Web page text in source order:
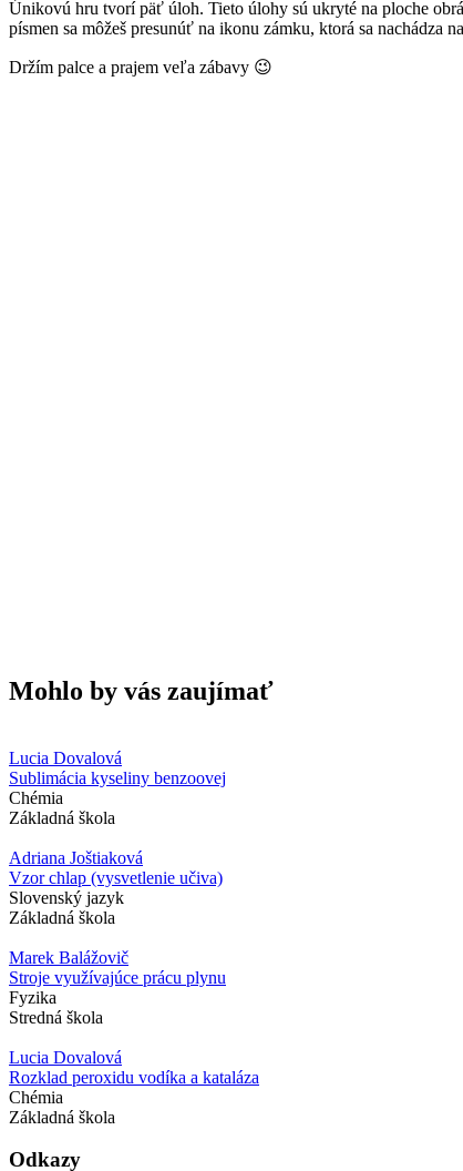
Únikovú hru tvorí päť úloh. Tieto úlohy sú ukryté na ploche
písmen sa môžeš presunúť na ikonu zámku, ktorá sa
Držím palce a prajem veľa zábavy 😉
Mohlo by vás zaujímať
Lucia Dovalová
Sublimácia kyseliny benzoovej
Chémia
Základná škola
Adriana Joštiaková
Vzor chlap (vysvetlenie učiva)
Slovenský jazyk
Základná škola
Marek Balážovič
Stroje využívajúce prácu plynu
Fyzika
Stredná škola
Lucia Dovalová
Rozklad peroxidu vodíka a kataláza
Chémia
Základná škola
Odkazy